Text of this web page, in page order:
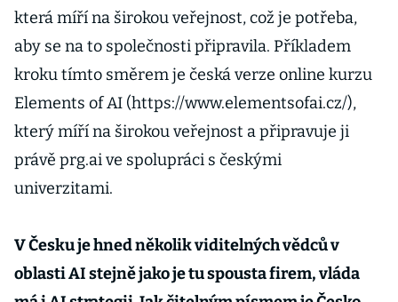
která míří na širokou veřejnost, což je potřeba,
aby se na to společnosti připravila. Příkladem
kroku tímto směrem je česká verze online kurzu
Elements of AI (https://www.elementsofai.cz/),
který míří na širokou veřejnost a připravuje ji
právě prg.ai ve spolupráci s českými
univerzitami.
V Česku je hned několik viditelných vědců v
oblasti AI stejně jako je tu spousta firem, vláda